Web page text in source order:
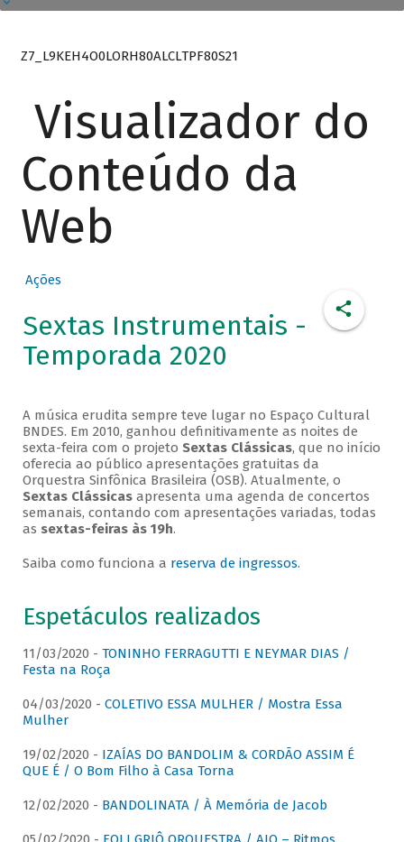
Z7_L9KEH4O0LORH80ALCLTPF80S21
Visualizador do
Conteúdo da
Web
Ações
Sextas Instrumentais -
Temporada 2020
A música erudita sempre teve lugar no Espaço Cultural
BNDES. Em 2010, ganhou definitivamente as noites de
sexta-feira com o projeto Sextas Clássicas, que no início
oferecia ao público apresentações gratuitas da
Orquestra Sinfônica Brasileira (OSB). Atualmente, o
Sextas Clássicasapresenta uma agenda de concertos
semanais, contando com apresentações variadas, todas
as sextas-feiras às 19h.
Saiba como funciona a reserva de ingressos.
Espetáculos realizados
11/03/2020 - TONINHO FERRAGUTTI E NEYMAR DIAS /
Festa na Roça
04/03/2020 - COLETIVO ESSA MULHER / Mostra Essa
Mulher
19/02/2020 - IZAÍAS DO BANDOLIM & CORDÃO ASSIM É
QUE É / O Bom Filho à Casa Torna
12/02/2020 - BANDOLINATA / À Memória de Jacob